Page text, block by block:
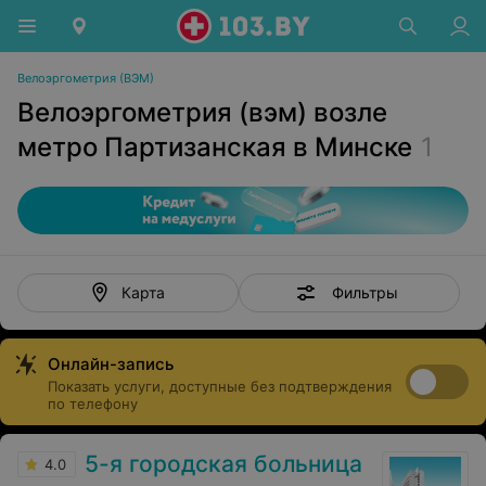
Велоэргометрия (ВЭМ)
Велоэргометрия (вэм) возле
метро Партизанская в Минске 1
Карта Фильтры
Онлайн-запись
Показать услуги, доступные без подтверждения
по телефону
4.0 5-я городская больница